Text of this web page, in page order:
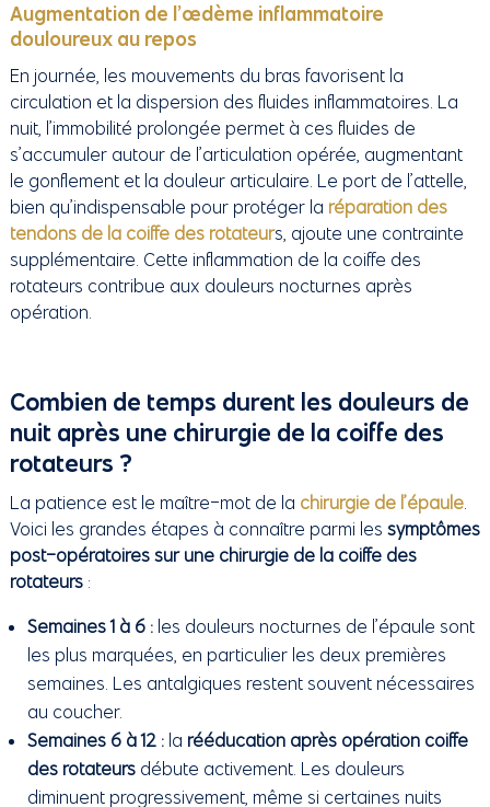
Augmentation de l’œdème inflammatoire
douloureux au repos
En journée, les mouvements du bras favorisent la
circulation et la dispersion des fluides inflammatoires. La
nuit, l’immobilité prolongée permet à ces fluides de
s’accumuler autour de l’articulation opérée, augmentant
le gonflement et la douleur articulaire. Le port de l’attelle,
bien qu’indispensable pour protéger la réparation des
tendons de la coiffe des rotateurs, ajoute une contrainte
supplémentaire. Cette inflammation de la coiffe des
rotateurs contribue aux douleurs nocturnes après
opération.
Combien de temps durent les douleurs de
nuit après une chirurgie de la coiffe des
rotateurs ?
La patience est le maître-mot de la chirurgie de l’épaule.
Voici les grandes étapes à connaître parmi les symptômes
post-opératoires sur une chirurgie de la coiffe des
rotateurs :
Semaines 1 à 6 :les douleurs nocturnes de l’épaule sont
les plus marquées, en particulier les deux premières
semaines. Les antalgiques restent souvent nécessaires
au coucher.
Semaines 6 à 12 :la rééducation après opération coiffe
des rotateursdébute activement. Les douleurs
diminuent progressivement, même si certaines nuits